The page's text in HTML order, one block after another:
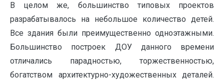
В целом же, большинство типовых проектов
разрабатывалось на небольшое количество детей.
Все здания были преимущественно одноэтажными.
Большинство построек ДОУ данного времени
отличались парадностью, торжественностью,
богатством архитектурно-художественных деталей.